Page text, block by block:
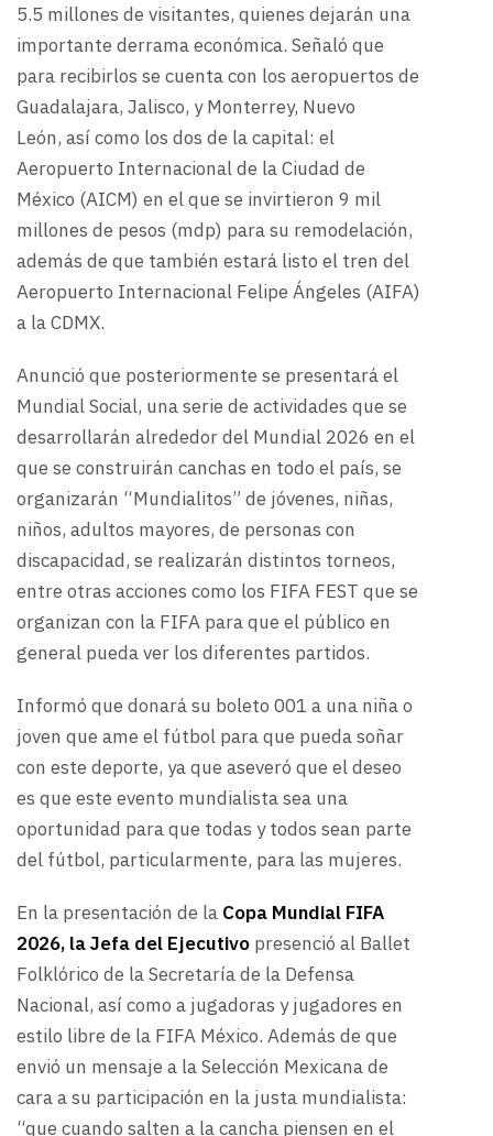
5.5 millones de visitantes, quienes dejarán una
importante derrama económica. Señaló que
para recibirlos se cuenta con los aeropuertos de
Guadalajara, Jalisco, y Monterrey, Nuevo
León, así como los dos de la capital: el
Aeropuerto Internacional de la Ciudad de
México (AICM) en el que se invirtieron 9 mil
millones de pesos (mdp) para su remodelación,
además de que también estará listo el tren del
Aeropuerto Internacional Felipe Ángeles (AIFA)
a la CDMX.
Anunció que posteriormente se presentará el
Mundial Social, una serie de actividades que se
desarrollarán alrededor del Mundial 2026 en el
que se construirán canchas en todo el país, se
organizarán “Mundialitos” de jóvenes, niñas,
niños, adultos mayores, de personas con
discapacidad, se realizarán distintos torneos,
entre otras acciones como los FIFA FEST que se
organizan con la FIFA para que el público en
general pueda ver los diferentes partidos.
Informó que donará su boleto 001 a una niña o
joven que ame el fútbol para que pueda soñar
con este deporte, ya que aseveró que el deseo
es que este evento mundialista sea una
oportunidad para que todas y todos sean parte
del fútbol, particularmente, para las mujeres.
En la presentación de la Copa Mundial FIFA
2026, la Jefa del Ejecutivo presenció al Ballet
Folklórico de la Secretaría de la Defensa
Nacional, así como a jugadoras y jugadores en
estilo libre de la FIFA México. Además de que
envió un mensaje a la Selección Mexicana de
cara a su participación en la justa mundialista:
“que cuando salten a la cancha piensen en el